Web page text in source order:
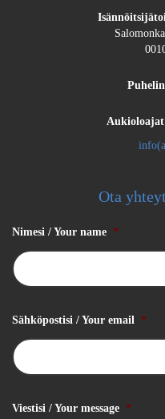
Puhelin
Aukioloajat
Ota
Nimesi / Your name *
Sähköpostisi / Your email *
Viestisi / Your message *